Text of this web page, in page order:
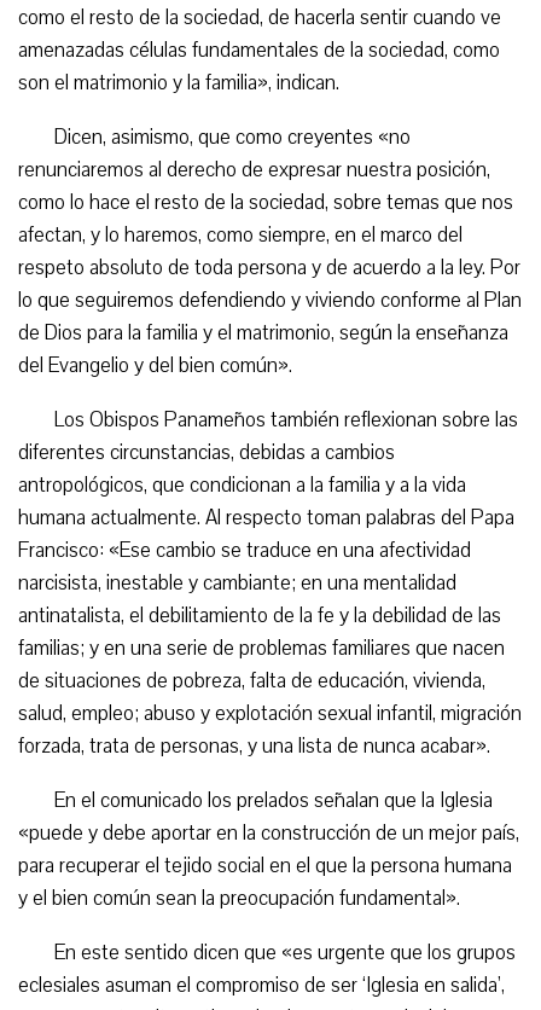
como el resto de la sociedad, de hacerla sentir cuando ve
amenazadas células fundamentales de la sociedad, como
son el matrimonio y la familia», indican.
Dicen, asimismo, que como creyentes «no
renunciaremos al derecho de expresar nuestra posición,
como lo hace el resto de la sociedad, sobre temas que nos
afectan, y lo haremos, como siempre, en el marco del
respeto absoluto de toda persona y de acuerdo a la ley. Por
lo que seguiremos defendiendo y viviendo conforme al Plan
de Dios para la familia y el matrimonio, según la enseñanza
del Evangelio y del bien común».
Los Obispos Panameños también reflexionan sobre las
diferentes circunstancias, debidas a cambios
antropológicos, que condicionan a la familia y a la vida
humana actualmente. Al respecto toman palabras del Papa
Francisco: «Ese cambio se traduce en una afectividad
narcisista, inestable y cambiante; en una mentalidad
antinatalista, el debilitamiento de la fe y la debilidad de las
familias; y en una serie de problemas familiares que nacen
de situaciones de pobreza, falta de educación, vivienda,
salud, empleo; abuso y explotación sexual infantil, migración
forzada, trata de personas, y una lista de nunca acabar».
En el comunicado los prelados señalan que la Iglesia
«puede y debe aportar en la construcción de un mejor país,
para recuperar el tejido social en el que la persona humana
y el bien común sean la preocupación fundamental».
En este sentido dicen que «es urgente que los grupos
eclesiales asuman el compromiso de ser ‘Iglesia en salida’,